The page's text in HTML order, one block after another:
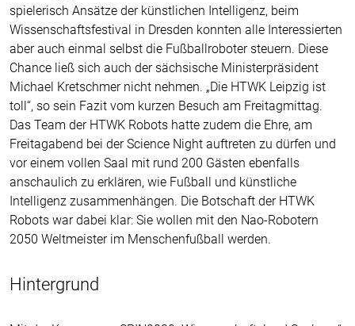
spielerisch Ansätze der künstlichen Intelligenz, beim
Wissenschaftsfestival in Dresden konnten alle Interessierten
aber auch einmal selbst die Fußballroboter steuern. Diese
Chance ließ sich auch der sächsische Ministerpräsident
Michael Kretschmer nicht nehmen. „Die HTWK Leipzig ist
toll“, so sein Fazit vom kurzen Besuch am Freitagmittag.
Das Team der HTWK Robots hatte zudem die Ehre, am
Freitagabend bei der Science Night auftreten zu dürfen und
vor einem vollen Saal mit rund 200 Gästen ebenfalls
anschaulich zu erklären, wie Fußball und künstliche
Intelligenz zusammenhängen. Die Botschaft der HTWK
Robots war dabei klar: Sie wollen mit den Nao-Robotern
2050 Weltmeister im Menschenfußball werden.
Hintergrund